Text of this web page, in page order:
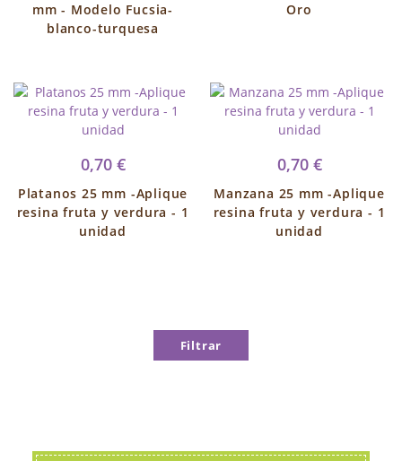
mm - Modelo Fucsia-
blanco-turquesa
Oro
0,70 €
Platanos 25 mm -Aplique
resina fruta y verdura - 1
unidad
0,70 €
Manzana 25 mm -Aplique
resina fruta y verdura - 1
unidad
Filtrar